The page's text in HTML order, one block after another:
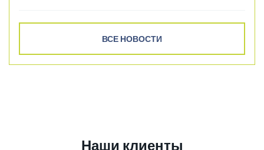
ВСЕ НОВОСТИ
Наши клиенты